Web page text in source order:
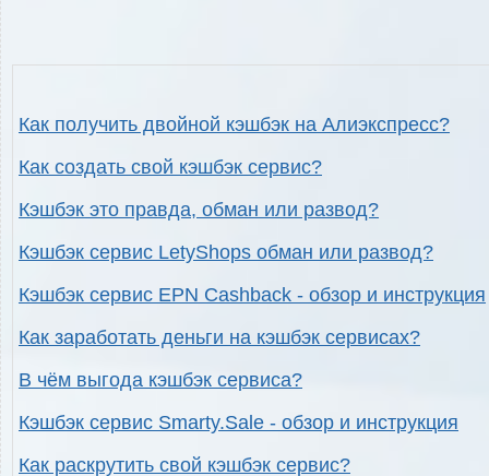
Как получить двойной кэшбэк на Алиэкспресс?
Как создать свой кэшбэк сервис?
Кэшбэк это правда, обман или развод?
Кэшбэк сервис LetyShops обман или развод?
Кэшбэк сервис EPN Cashback - обзор и инструкция
Как заработать деньги на кэшбэк сервисах?
В чём выгода кэшбэк сервиса?
Кэшбэк сервис Smarty.Sale - обзор и инструкция
Как раскрутить свой кэшбэк сервис?